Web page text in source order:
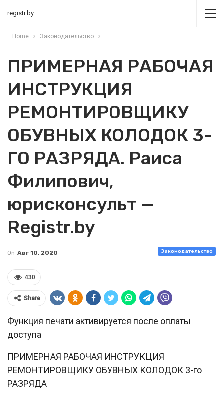
registr.by
Home Законодательство
ПРИМЕРНАЯ РАБОЧАЯ
ИНСТРУКЦИЯ
РЕМОНТИРОВЩИКУ
ОБУВНЫХ КОЛОДОК 3-
ГО РАЗРЯДА. Раиса
Филипович,
юрисконсульт —
Registr.by
Законодательство
On Авг 10, 2020
430
Share
Функция печати активируется после оплаты
доступа
ПРИМЕРНАЯ РАБОЧАЯ ИНСТРУКЦИЯ
РЕМОНТИРОВЩИКУ ОБУВНЫХ КОЛОДОК 3-го
РАЗРЯДА